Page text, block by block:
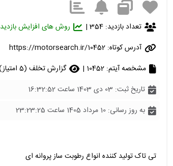
تعداد بازدید: 354 |
روش های افزایش بازدید
آدرس کوتاه: https://motorsearch.ir/10452
مشخصه آیتم: 10452 |
گزارش تخلف (5 امتیاز)
تاریخ ثبت: 03 دی 1403 ساعت 16:32:52
به روز رسانی: 10 مرداد 1405 ساعت 23:23:25
تی تاک تولید کننده انواع رطوبت ساز پروانه ای